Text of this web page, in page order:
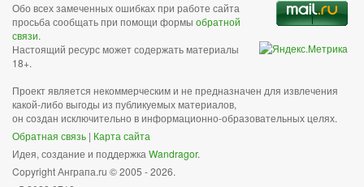
Обо всех замеченных ошибках при работе сайта
просьба сообщать при помощи формы обратной
связи.
Настоящий ресурс может содержать материалы
18+.
Проект является некоммерческим и не предназначен для извлечения
какой-либо выгоды из публикуемых материалов,
он создан исключительно в информационно-образовательных целях.
Обратная связь | Карта сайта
Идея, создание и поддержка Wandragor.
Copyright Анграпа.ru © 2005 - 2026.